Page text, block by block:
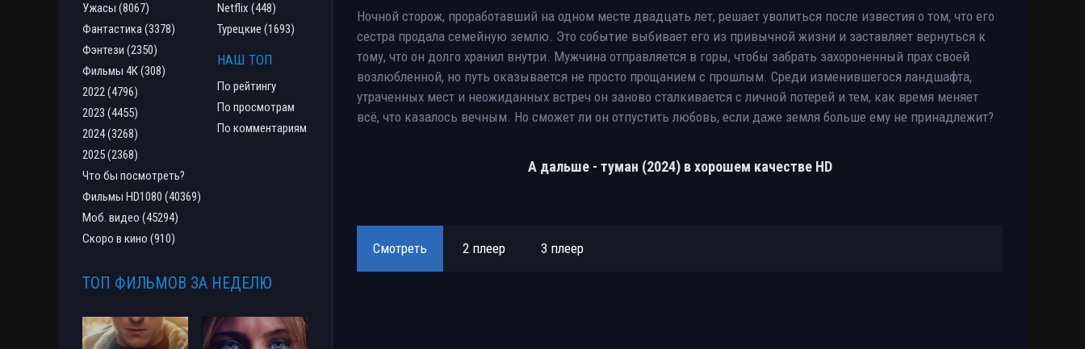
Ночной сторож, проработавший на одном месте двадцать лет, решает уволиться после известия о том, что его
сестра продала семейную землю. Это событие выбивает его из привычной жизни и заставляет вернуться к
тому, что он долго хранил внутри. Мужчина отправляется в горы, чтобы забрать захороненный прах своей
возлюбленной, но путь оказывается не просто прощанием с прошлым. Среди изменившегося ландшафта,
утраченных мест и неожиданных встреч он заново сталкивается с личной потерей и тем, как время меняет
всё, что казалось вечным. Но сможет ли он отпустить любовь, если даже земля больше ему не принадлежит?
А дальше - туман (2024) в хорошем качестве HD
Смотреть 2 плеер 3 плеер
Ужасы (8067)
Фантастика (3378)
Фэнтези (2350)
Фильмы 4К (308)
2022 (4796)
2023 (4455)
2024 (3268)
2025 (2368)
Что бы посмотреть?
Фильмы HD1080 (40369)
Моб. видео (45294)
Скоро в кино (910)
Netflix (448)
Турецкие (1693)
НАШ ТОП
По рейтингу
По просмотрам
По комментариям
ТОП ФИЛЬМОВ ЗА НЕДЕЛЮ